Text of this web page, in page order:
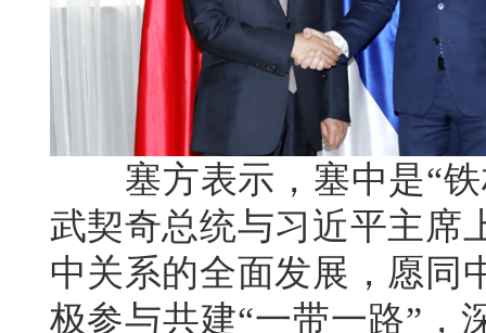
塞方表示，塞中是“铁
武契奇总统与习近平主席
中关系的全面发展，愿同
极参与共建“一带一路”，